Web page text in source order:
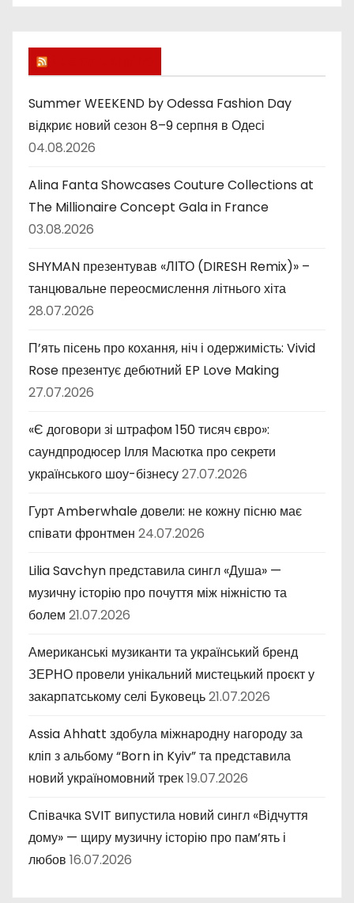
к
и
Summer WEEKEND by Odessa Fashion Day
відкриє новий сезон 8–9 серпня в Одесі
04.08.2026
Alina Fanta Showcases Couture Collections at
The Millionaire Concept Gala in France
03.08.2026
SHYMAN презентував «ЛІТО (DIRESH Remix)» –
танцювальне переосмислення літнього хіта
28.07.2026
П’ять пісень про кохання, ніч і одержимість: Vivid
Rose презентує дебютний EP Love Making
27.07.2026
«Є договори зі штрафом 150 тисяч євро»:
саундпродюсер Ілля Масютка про секрети
українського шоу-бізнесу27.07.2026
Гурт Amberwhale довели: не кожну пісню має
співати фронтмен 24.07.2026
Lilia Savchyn представила сингл «Душа» —
музичну історію про почуття між ніжністю та
болем 21.07.2026
Американські музиканти та український бренд
ЗЕРНО провели унікальний мистецький проєкт у
закарпатському селі Буковець21.07.2026
Assia Ahhatt здобула міжнародну нагороду за
кліп з альбому “Born in Kyiv” та представила
новий україномовний трек19.07.2026
Співачка SVIT випустила новий сингл «Відчуття
дому» — щиру музичну історію про пам’ять і
любов 16.07.2026